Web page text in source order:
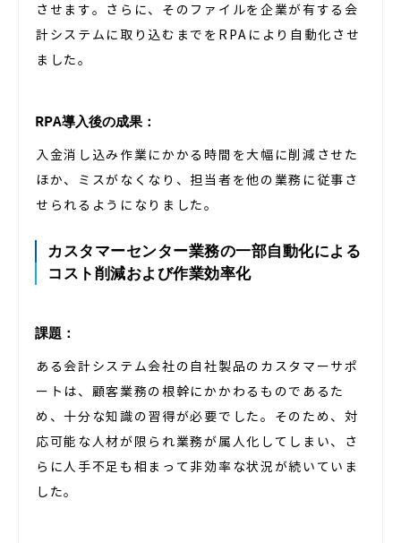
させます。さらに、そのファイルを企業が有する会
計システムに取り込むまでをRPAにより自動化させ
ました。
RPA導入後の成果：
入金消し込み作業にかかる時間を大幅に削減させた
ほか、ミスがなくなり、担当者を他の業務に従事さ
せられるようになりました。
カスタマーセンター業務の一部自動化による
コスト削減および作業効率化
課題：
ある会計システム会社の自社製品のカスタマーサポ
ートは、顧客業務の根幹にかかわるものであるた
め、十分な知識の習得が必要でした。そのため、対
応可能な人材が限られ業務が属人化してしまい、さ
らに人手不足も相まって非効率な状況が続いていま
した。